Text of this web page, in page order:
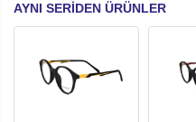
AYNI SERIDEN ÜRÜNLER